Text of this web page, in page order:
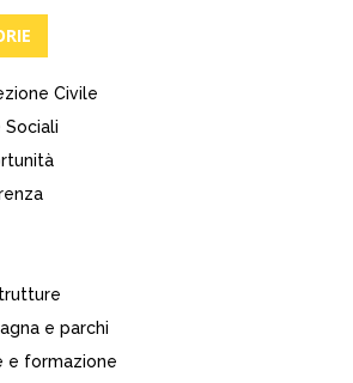
Civile
Sociali
e parchi
e formazione